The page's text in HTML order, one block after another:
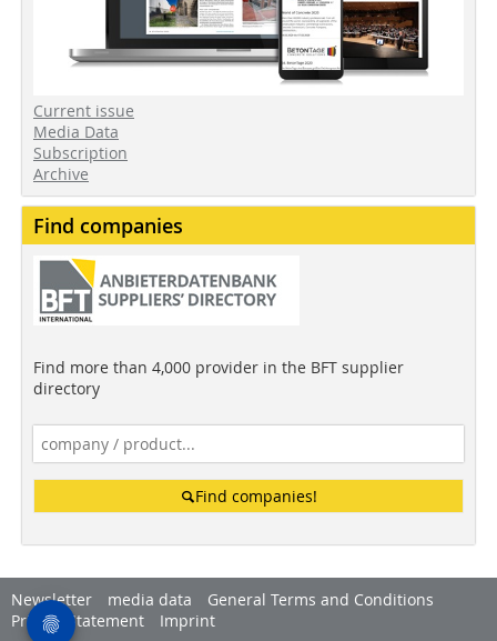
Current issue
Media Data
Subscription
Archive
Find companies
Find more than 4,000 provider in the BFT supplier
directory
Find companies!
Newsletter media data
General Terms and Conditions
Privacy Statement
Imprint